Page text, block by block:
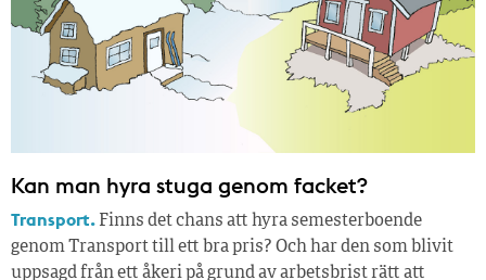
Kan man hyra stuga genom facket?
Transport. Finns det chans att hyra semesterboende
genom Transport till ett bra pris? Och har den som blivit
uppsagd från ett åkeri på grund av arbetsbrist rätt att